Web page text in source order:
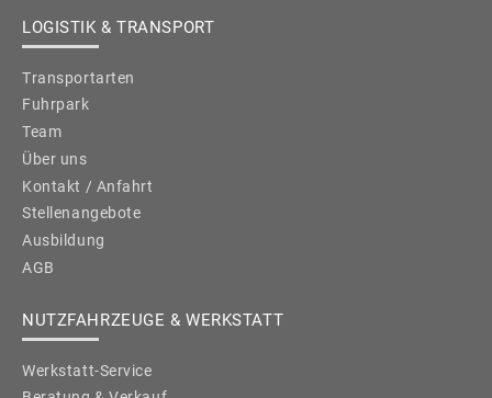
LOGISTIK & TRANSPORT
Transportarten
Fuhrpark
Team
Über uns
Kontakt / Anfahrt
Stellenangebote
Ausbildung
AGB
NUTZFAHRZEUGE & WERKSTATT
Werkstatt-Service